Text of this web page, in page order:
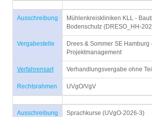
Ausschreibung
Mühlenkreiskliniken KLL -
Bodenschutz (DRESO_HH-
Vergabestelle
Drees & Sommer SE Hamburg
Projektmanagement
Verfahrensart Verhandlungsvergabe ohne
Rechtsrahmen UVgO/VgV
Ausschreibung Sprachkurse (UVgO-2026-3)